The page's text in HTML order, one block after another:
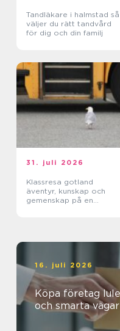
Tandläkare i halmstad så
väljer du rätt tandvård
för dig och din familj
31. juli 2026
Klassresa gotland
äventyr, kunskap och
gemenskap på en
16. juli 2026
Köpa företag luleå möjligheter,
och smarta